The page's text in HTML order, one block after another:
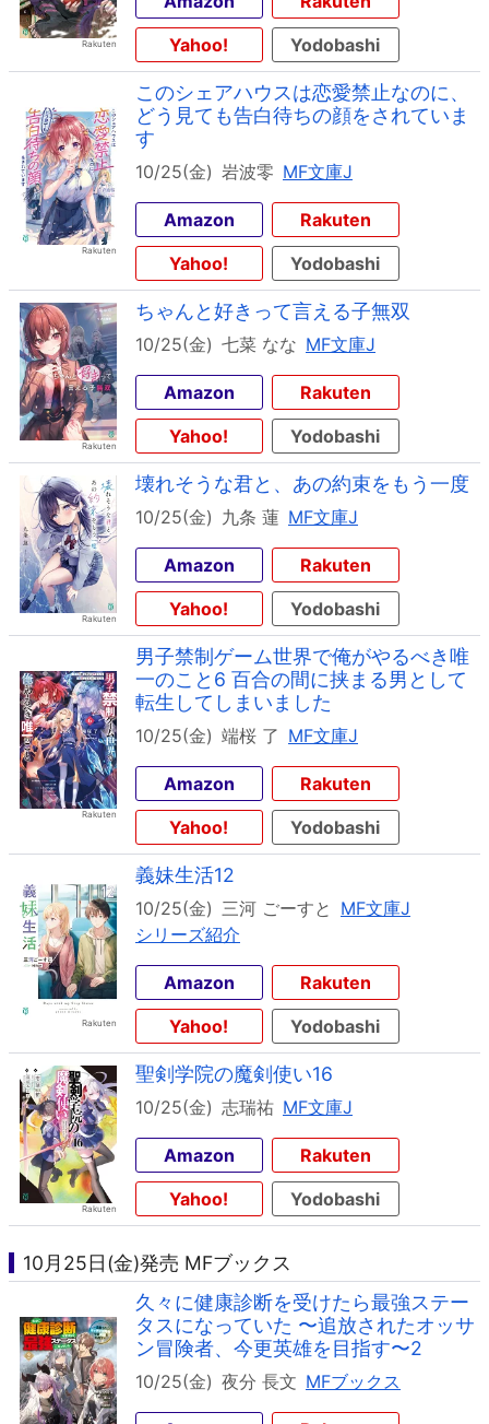
Yahoo!
Yodobashi
このシェアハウスは恋愛禁止なのに、
どう見ても告白待ちの顔をされていま
す
10/25(金) 岩波零 MF文庫J
Amazon
Rakuten
Yahoo!
Yodobashi
ちゃんと好きって言える子無双
10/25(金) 七菜 なな MF文庫J
Amazon
Rakuten
Yahoo!
Yodobashi
壊れそうな君と、あの約束をもう一度
10/25(金) 九条 蓮 MF文庫J
Amazon
Rakuten
Yahoo!
Yodobashi
男子禁制ゲーム世界で俺がやるべき唯
一のこと6 百合の間に挟まる男として
転生してしまいました
10/25(金) 端桜 了 MF文庫J
Amazon
Rakuten
Yahoo!
Yodobashi
義妹生活12
10/25(金) 三河 ごーすと MF文庫J
シリーズ紹介
Amazon
Rakuten
Yahoo!
Yodobashi
聖剣学院の魔剣使い16
10/25(金) 志瑞祐 MF文庫J
Amazon
Rakuten
Yahoo!
Yodobashi
10月25日(金)発売 MFブックス
久々に健康診断を受けたら最強ステー
タスになっていた 〜追放されたオッサ
ン冒険者、今更英雄を目指す〜2
10/25(金) 夜分 長文 MFブックス